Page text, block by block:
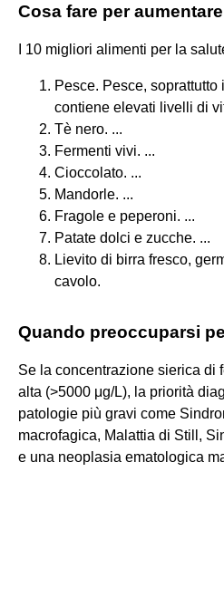
Cosa fare per
I 10 migliori alimenti per la
Pesce. Pesce,
contiene elevati livelli di
Tè nero. ...
Fermenti vivi. ...
Cioccolato. ...
Mandorle. ...
Fragole e peperoni. ...
Patate dolci e zucche. ...
Lievito di birra fresco,
cavolo.
Quando preoccuparsi
Se la concentrazione sierica di
alta (>5000 μg/L), la priorità
patologie più gravi come
macrofagica, Malattia di Still,
e una neoplasia ematologica